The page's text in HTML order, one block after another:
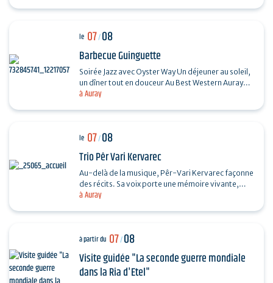
à Auray
le 07/08
Barbecue Guinguette
Soirée Jazz avec Oyster Way Un déjeuner au soleil,
un dîner tout en douceur Au Best Western Auray
Hôtel du Loch, la terrasse du restaurant La
à Auray
le 07/08
Trio Pêr Vari Kervarec
Au-delà de la musique, Pêr-Vari Kervarec façonne
des récits. Sa voix porte une mémoire vivante,
enracinée dans l’âme collective, où chaque mot…
à partir du 07/08
Visite guidée "La seconde guerre mondiale
dans la Ria d'Etel"